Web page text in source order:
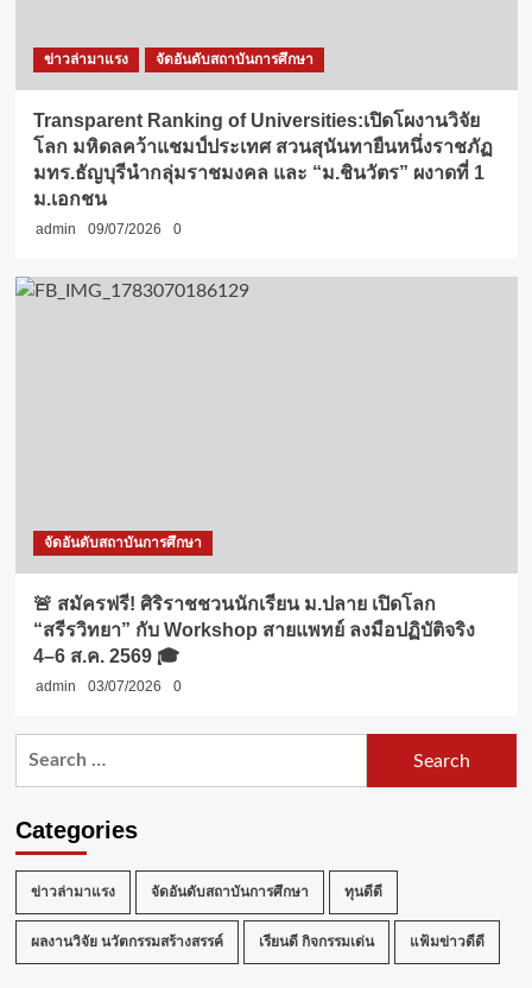
ข่าวล่ามาแรง จัดอันดับสถาบันการศึกษา
Transparent Ranking of Universities:เปิดโผงานวิจัย
โลก มหิดลคว้าแชมป์ประเทศ สวนสุนันทายืนหนึ่งราชภัฏ
มทร.ธัญบุรีนำกลุ่มราชมงคล และ “ม.ชินวัตร” ผงาดที่ 1
ม.เอกชน
admin 09/07/2026 0
จัดอันดับสถาบันการศึกษา
🚨 สมัครฟรี! ศิริราชชวนนักเรียน ม.ปลาย เปิดโลก
“สรีรวิทยา” กับ Workshop สายแพทย์ ลงมือปฏิบัติจริง
4–6 ส.ค. 2569 🎓
admin 03/07/2026 0
Categories
ข่าวล่ามาแรง จัดอันดับสถาบันการศึกษา ทุนดีดี
ผลงานวิจัย นวัตกรรมสร้างสรรค์ เรียนดี กิจกรรมเด่น แฟ้มข่าวดีดี